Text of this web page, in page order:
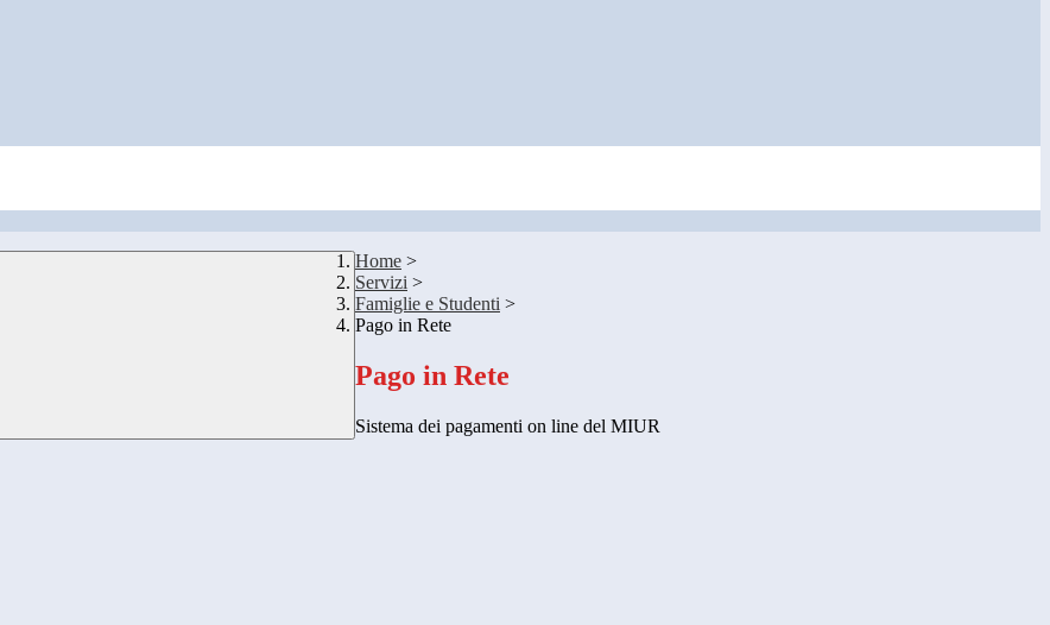
Home >
Servizi >
Famiglie e Studenti >
Pago in Rete
Pago in Rete
Sistema dei pagamenti on line del MIUR